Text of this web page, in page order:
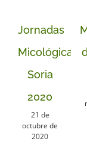
Jornadas
Micológicas
Soria
2020
21 de
octubre de
2020